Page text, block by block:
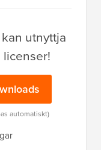
utnyttja
licenser!
automatiskt)